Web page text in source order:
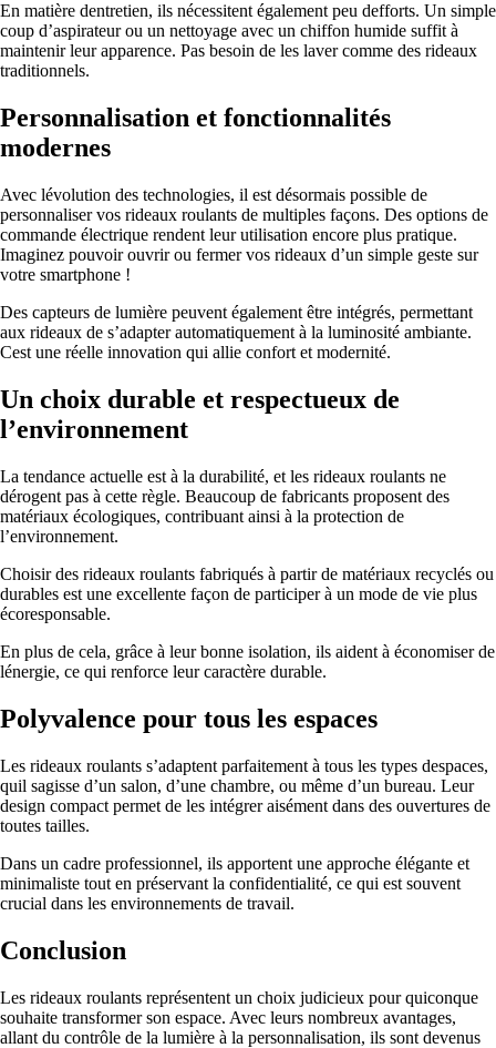
En matière dentretien, ils nécessitent également peu defforts. Un simple
coup d’aspirateur ou un nettoyage avec un chiffon humide suffit à
maintenir leur apparence. Pas besoin de les laver comme des rideaux
traditionnels.
Personnalisation et fonctionnalités
modernes
Avec lévolution des technologies, il est désormais possible de
personnaliser vos rideaux roulants de multiples façons. Des options de
commande électrique rendent leur utilisation encore plus pratique.
Imaginez pouvoir ouvrir ou fermer vos rideaux d’un simple geste sur
votre smartphone !
Des capteurs de lumière peuvent également être intégrés, permettant
aux rideaux de s’adapter automatiquement à la luminosité ambiante.
Cest une réelle innovation qui allie confort et modernité.
Un choix durable et respectueux de
l’environnement
La tendance actuelle est à la durabilité, et les rideaux roulants ne
dérogent pas à cette règle. Beaucoup de fabricants proposent des
matériaux écologiques, contribuant ainsi à la protection de
l’environnement.
Choisir des rideaux roulants fabriqués à partir de matériaux recyclés ou
durables est une excellente façon de participer à un mode de vie plus
écoresponsable.
En plus de cela, grâce à leur bonne isolation, ils aident à économiser de
lénergie, ce qui renforce leur caractère durable.
Polyvalence pour tous les espaces
Les rideaux roulants s’adaptent parfaitement à tous les types despaces,
quil sagisse d’un salon, d’une chambre, ou même d’un bureau. Leur
design compact permet de les intégrer aisément dans des ouvertures de
toutes tailles.
Dans un cadre professionnel, ils apportent une approche élégante et
minimaliste tout en préservant la confidentialité, ce qui est souvent
crucial dans les environnements de travail.
Conclusion
Les rideaux roulants représentent un choix judicieux pour quiconque
souhaite transformer son espace. Avec leurs nombreux avantages,
allant du contrôle de la lumière à la personnalisation, ils sont devenus